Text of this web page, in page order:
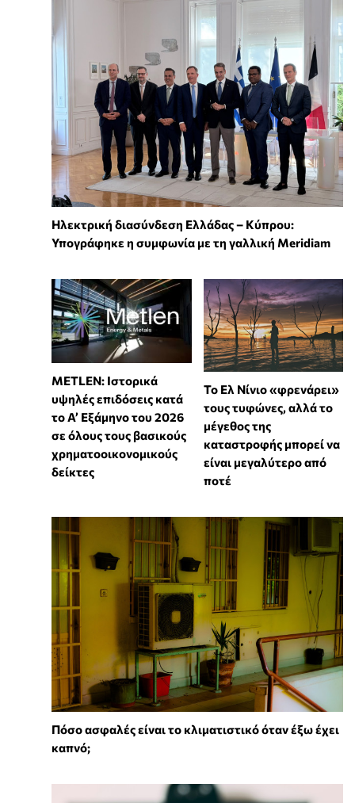
Ηλεκτρική διασύνδεση Ελλάδας – Κύπρου:
Υπογράφηκε η συμφωνία με τη γαλλική Meridiam
METLEN: Ιστορικά
υψηλές επιδόσεις κατά
το Α’ Εξάμηνο του 2026
σε όλους τους βασικούς
χρηματοοικονομικούς
δείκτες
Το Ελ Νίνιο «φρενάρει»
τους τυφώνες, αλλά το
μέγεθος της
καταστροφής μπορεί να
είναι μεγαλύτερο από
ποτέ
Πόσο ασφαλές είναι το κλιματιστικό όταν έξω έχει
καπνό;